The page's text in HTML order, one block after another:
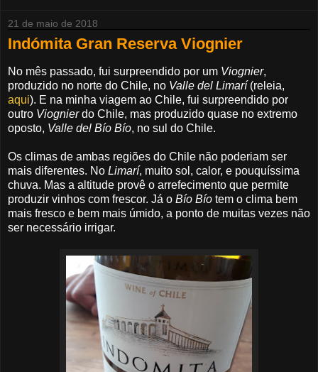
21 de maio de 2018
Indómita Gran Reserva Viognier
No mês passado, fui surpreendido por um Viognier,
produzido no norte do Chile, no Valle del Limarí(releia,
aqui). E na minha viagem ao Chile, fui surpreendido por
outro Viognierdo Chile, mas produzido quase no extremo
oposto, Valle del Bío Bío, no sul do Chile.
Os climas de ambas regiões do Chile não poderiam ser
mais diferentes. No Limarí, muito sol, calor, e pouquíssima
chuva. Mas a altitude provê o arrefecimento que permite
produzir vinhos com frescor. Já o Bío Bío tem o clima bem
mais fresco e bem mais úmido, a ponto de muitas vezes não
ser necessário irrigar.